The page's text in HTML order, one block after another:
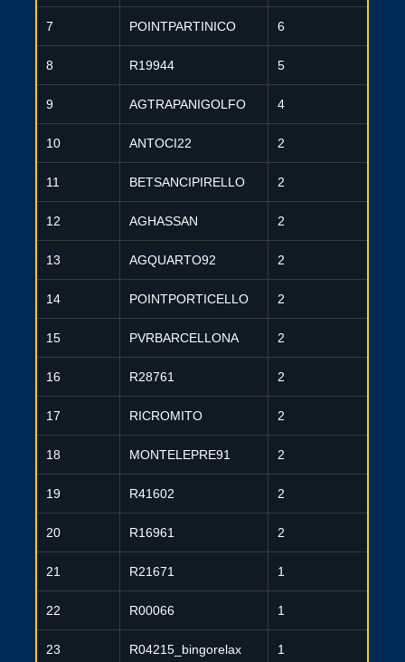
7 POINTPARTINICO 6
8 R19944 5
9 AGTRAPANIGOLFO 4
10 ANTOCI22 2
11 BETSANCIPIRELLO 2
12 AGHASSAN 2
13 AGQUARTO92 2
14 POINTPORTICELLO 2
15 PVRBARCELLONA 2
16 R28761 2
17 RICROMITO 2
18 MONTELEPRE91 2
19 R41602 2
20 R16961 2
21 R21671 1
22 R00066 1
23 R04215_bingorelax 1